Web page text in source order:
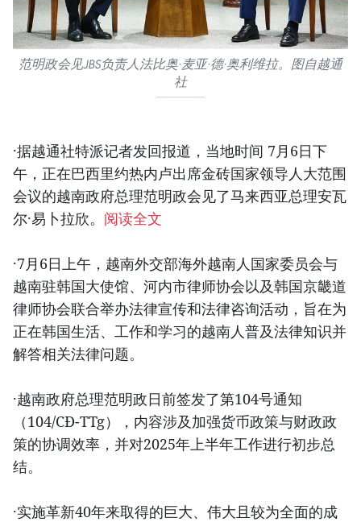
范明政会见JBS负责人法比奥·麦亚·德·奥利维拉。图自越通
社
·据越通社特派记者发回报道，当地时间 7月6日下
午，正在巴西里约热内卢出席金砖国家领导人大范围
会议的越南政府总理范明政会见了马来西亚总理安瓦
尔·易卜拉欣。 阅读全文
·7月6日上午，越南外交部海外越南人国家委员会与
越南驻韩国大使馆、河内市律师协会以及韩国京畿道
律师协会联合举办法律宣传和法律咨询活动，旨在为
正在韩国生活、工作和学习的越南人普及法律知识并
解答相关法律问题。
·越南政府总理范明政日前签发了第104号通知
（104/CĐ-TTg），内容涉及加强货币政策与财政政
策的协调效率，并对2025年上半年工作进行初步总
结。
·实施革新40年来取得的巨大、伟大且较为全面的成